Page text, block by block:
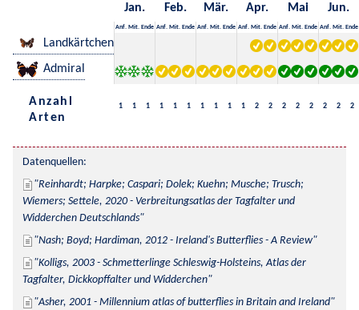
Jan. Feb. Mär. Apr. Mai Jun.
Anf. Mit. Ende Anf. Mit. Ende Anf. Mit. Ende Anf. Mit. Ende Anf. Mit. Ende Anf. Mit. Ende
Landkärtchen
Admiral
Anzahl
Arten
1 1 1 1 1 1 1 1 1 1 2 2 2 2 2 2 2 2
Datenquellen:
Reinhardt; Harpke; Caspari; Dolek; Kuehn; Musche; Trusch;
Wiemers; Settele, 2020 - Verbreitungsatlas der Tagfalter und
Widderchen Deutschlands
Nash; Boyd; Hardiman, 2012 - Ireland's Butterflies - A Review
Kolligs, 2003 - Schmetterlinge Schleswig-Holsteins, Atlas der
Tagfalter, Dickkopffalter und Widderchen
Asher, 2001 - Millennium atlas of butterflies in Britain and Ireland